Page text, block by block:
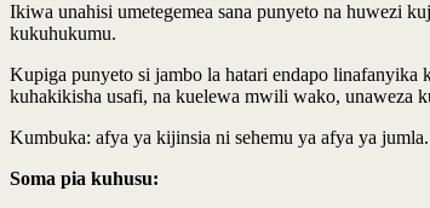
Ikiwa unahisi umetegemea sana punyeto na huwezi
kukuhukumu.
Kupiga punyeto si jambo la hatari endapo
kuhakikisha usafi, na kuelewa mwili wako, unaweza
Kumbuka: afya ya kijinsia ni sehemu ya afya ya
Soma pia kuhusu: